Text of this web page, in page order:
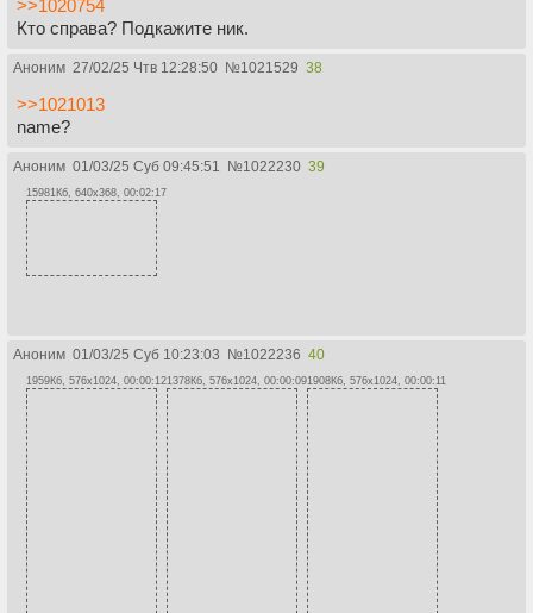
>>1020754
Кто справа? Подкажите ник.
Аноним 27/02/25 Чтв 12:28:50 №1021529 38
>>1021013
name?
Аноним 01/03/25 Суб 09:45:51 №1022230 39
15981Кб, 640x368, 00:02:17
Аноним 01/03/25 Суб 10:23:03 №1022236 40
1959Кб, 576x1024, 00:00:121378Кб, 576x1024, 00:00:091908Кб, 576x1024, 00:00:11